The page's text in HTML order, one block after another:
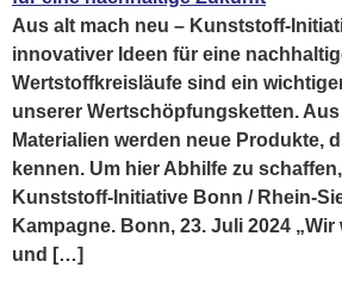
Aus alt mach neu – Kunststoff-
innovativer Ideen für eine
Wertstoffkreisläufe sind ein
unserer Wertschöpfungsketten.
Materialien werden neue Produkte,
kennen. Um hier Abhilfe zu
Kunststoff-Initiative Bonn / Rhein-
Kampagne. Bonn, 23. Juli 2024
und […]